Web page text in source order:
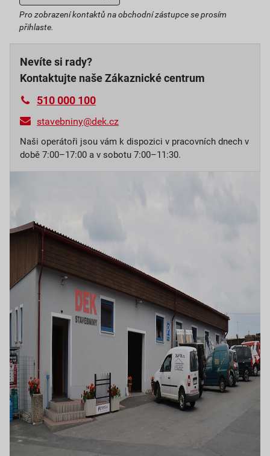
Pro zobrazení kontaktů na obchodní zástupce se prosím
přihlaste.
Nevíte si rady?
Kontaktujte naše Zákaznické centrum
510 000 100
stavebniny@dek.cz
Naši operátoři jsou vám k dispozici v pracovních dnech v
době 7:00–17:00 a v sobotu 7:00–11:30.